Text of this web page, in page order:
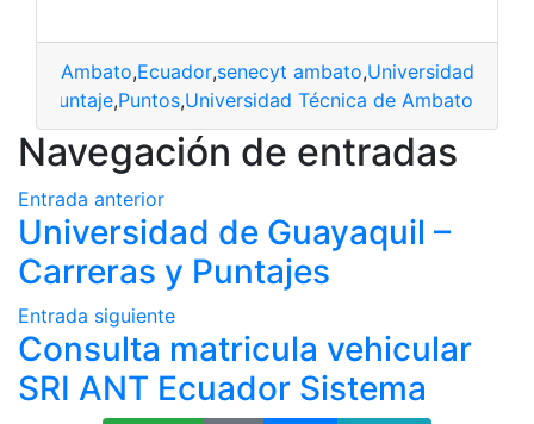
Ambato,Ecuador,senecyt ambato,Universidad
Puntaje,Puntos,Universidad Técnica de Ambato
Navegación de entradas
Entrada anterior
Universidad de Guayaquil –
Carreras y Puntajes
Entrada siguiente
Consulta matricula vehicular
SRI ANT Ecuador Sistema